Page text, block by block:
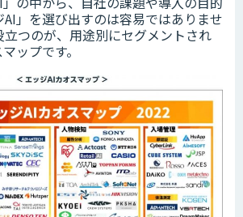
」を選び出すのは容易ではありませ
つのが、用途別にセグメントされ
ップです。